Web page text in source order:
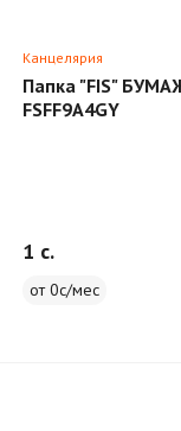
Канцелярия
Папка "FIS"
FSFF9A4GY
1 c.
от 0с/мес